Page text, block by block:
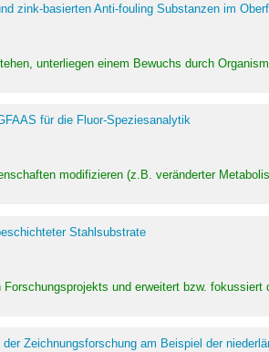
zink-basierten Anti-fouling Substanzen im
unterliegen einem Bewuchs durch
für die Fluor-Speziesanalytik
modifizieren (z.B. veränderter
Stahlsubstrate
und erweitert bzw.
Zeichnungsforschung am Beispiel der